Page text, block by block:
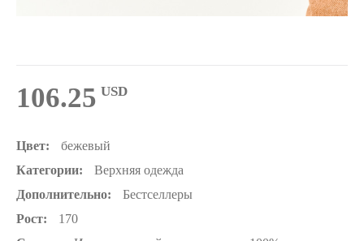
106.25 USD
Цвет:
бежевый
Категории:
Верхняя одежда
Дополнительно:
Бестселлеры
Рост:
170